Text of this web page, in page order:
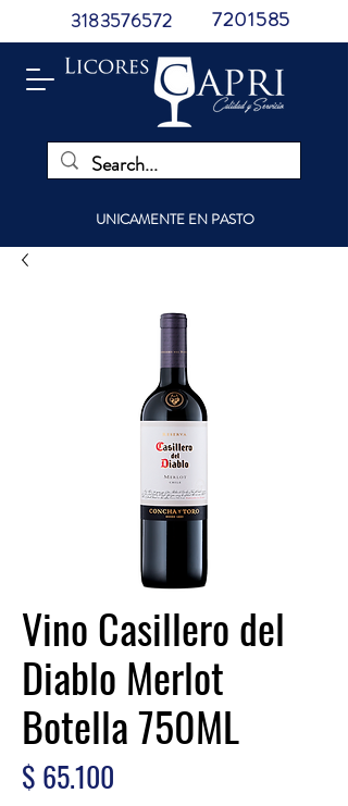
UNICAMENTE EN PASTO
3183576572 7201585
Vino Casillero del
Diablo Merlot
Botella 750ML
$ 65.100